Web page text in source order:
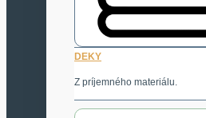
DEKY
Z príjemného materiálu.